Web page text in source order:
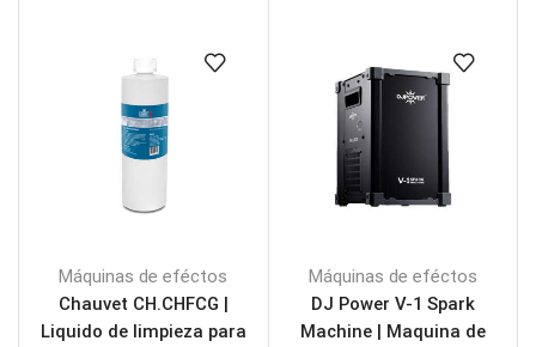
Máquinas de eféctos
Chauvet CH.CHFCG |
Liquido de limpieza para
Máquinas de eféctos
DJ Power V-1 Spark
Machine | Maquina de